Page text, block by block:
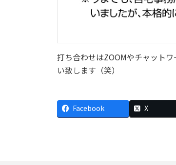
打ち合わせはZOOMやチャット
い致します（笑）
Facebook X